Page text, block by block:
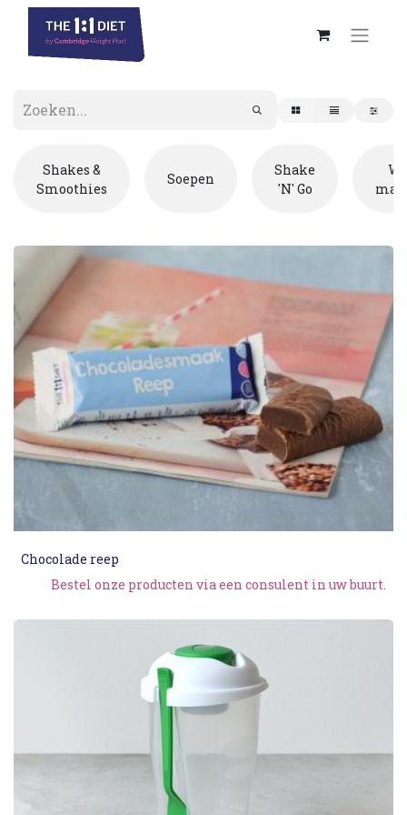
Shakes &
Smoothies
Soepen
Shake
'N' Go
Chocolade reep
Bestel onze producten via een consulent in uw buurt.